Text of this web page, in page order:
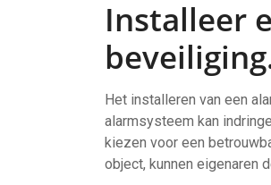
Installeer
Het installeren van een
alarmsysteem kan
kiezen voor een
object, kunnen eigenaren